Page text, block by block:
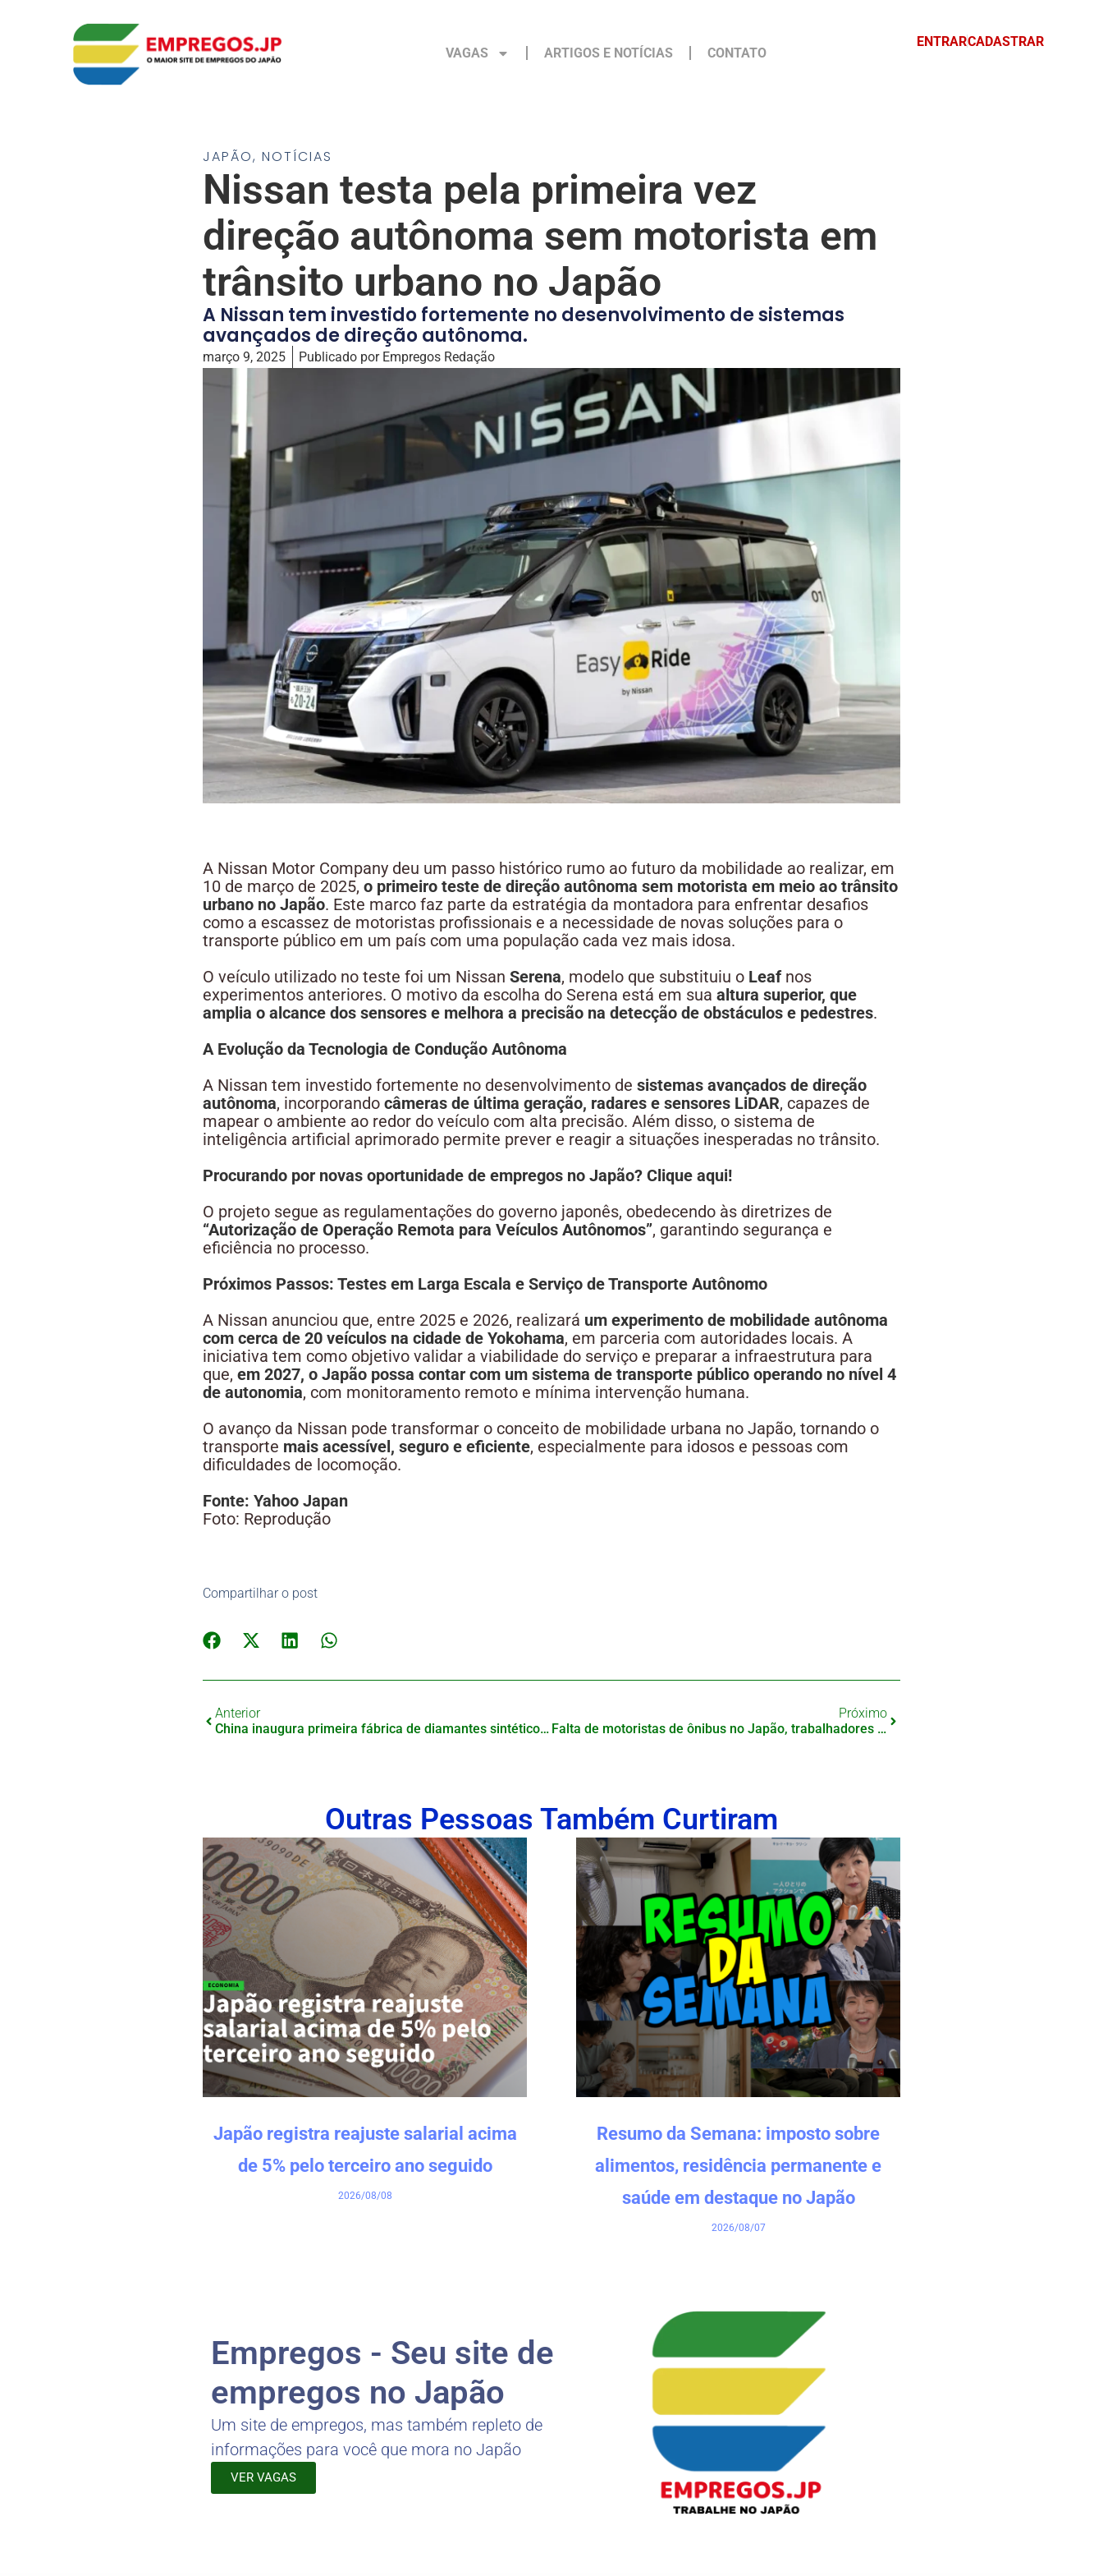
ENTRARCADASTRAR
VAGAS ARTIGOS E NOTÍCIAS CONTATO
JAPÃO, NOTÍCIAS
Nissan testa pela primeira vez
direção autônoma sem motorista em
trânsito urbano no Japão
A Nissan tem investido fortemente no desenvolvimento de sistemas
avançados de direção autônoma.
março 9, 2025 Publicado porEmpregos Redação
A Nissan Motor Company deu um passo histórico rumo ao futuro da mobilidade ao realizar, em
10 de março de 2025, o primeiro teste de direção autônoma sem motorista em meio ao trânsito
urbano no Japão. Este marco faz parte da estratégia da montadora para enfrentar desafios
como a escassez de motoristas profissionais e a necessidade de novas soluções para o
transporte público em um país com uma população cada vez mais idosa.
O veículo utilizado no teste foi um Nissan Serena, modelo que substituiu o Leafnos
experimentos anteriores. O motivo da escolha do Serena está em sua altura superior, que
amplia o alcance dos sensores e melhora a precisão na detecção de obstáculos e pedestres.
A Evolução da Tecnologia de Condução Autônoma
A Nissan tem investido fortemente no desenvolvimento de sistemas avançados de direção
autônoma, incorporando câmeras de última geração, radares e sensores LiDAR, capazes de
mapear o ambiente ao redor do veículo com alta precisão. Além disso, o sistema de
inteligência artificial aprimorado permite prever e reagir a situações inesperadas no trânsito.
Procurando por novas oportunidade de empregos no Japão? Clique aqui!
O projeto segue as regulamentações do governo japonês, obedecendo às diretrizes de
“Autorização de Operação Remota para Veículos Autônomos”, garantindo segurança e
eficiência no processo.
Próximos Passos: Testes em Larga Escala e Serviço de Transporte Autônomo
A Nissan anunciou que, entre 2025 e 2026, realizará um experimento de mobilidade autônoma
com cerca de 20 veículos na cidade de Yokohama, em parceria com autoridades locais. A
iniciativa tem como objetivo validar a viabilidade do serviço e preparar a infraestrutura para
que, em 2027, o Japão possa contar com um sistema de transporte público operando no nível 4
de autonomia, com monitoramento remoto e mínima intervenção humana.
O avanço da Nissan pode transformar o conceito de mobilidade urbana no Japão, tornando o
transporte mais acessível, seguro e eficiente, especialmente para idosos e pessoas com
dificuldades de locomoção.
Fonte: Yahoo Japan
Foto: Reprodução
Compartilhar o post
Anterior
China inaugura primeira fábrica de diamantes sintéticos em Xinjiang e planeja expansão massiva
Próximo
Falta de motoristas de ônibus no Japão, trabalhadores estrangeiros são a solução?
Outras Pessoas Também Curtiram
Japão registra reajuste salarial acima
de 5% pelo terceiro ano seguido
2026/08/08
Resumo da Semana: imposto sobre
alimentos, residência permanente e
saúde em destaque no Japão
2026/08/07
Empregos - Seu site de
empregos no Japão
Um site de empregos, mas também repleto de
informações para você que mora no Japão
VER VAGAS